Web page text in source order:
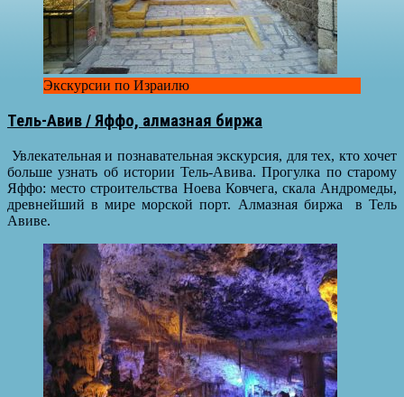
Экскурсии по Израилю
Тель-Авив / Яффо, алмазная биржа
Увлекательная и познавательная экскурсия, для тех, кто хочет
больше узнать об истории Тель-Авива. Прогулка по старому
Яффо: место строительства Ноева Ковчега, скала Андромеды,
древнейший в мире морской порт. Алмазная биржа в Тель
Авиве.